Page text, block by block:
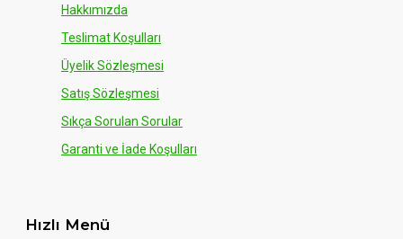
Hakkımızda
Teslimat Koşulları
Üyelik Sözleşmesi
Satış Sözleşmesi
Sıkça Sorulan Sorular
Garanti ve İade Koşulları
Hızlı Menü